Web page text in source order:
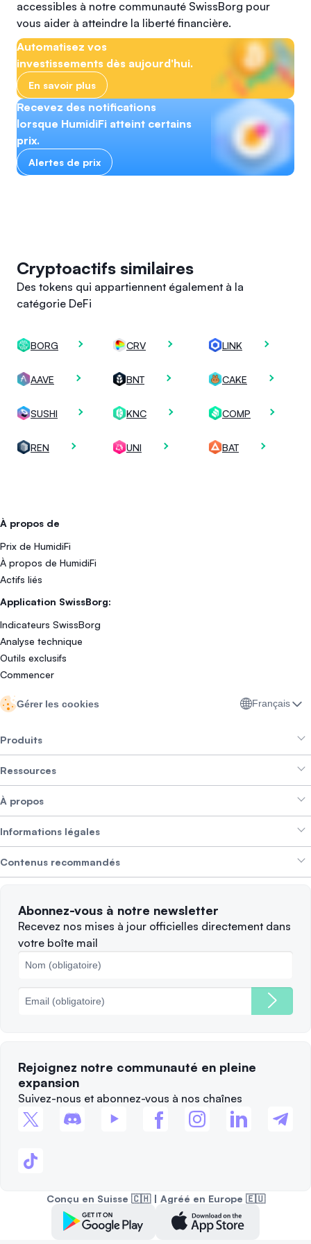
À propos de
Prix de HumidiFi
À propos de HumidiFi
Actifs liés
Application SwissBorg:
Indicateurs SwissBorg
Analyse technique
Outils exclusifs
Commencer
accessibles à notre communauté SwissBorg pour
vous aider à atteindre la liberté financière.
Automatisez vos
investissements dès aujourd'hui.
En savoir plus
Recevez des notifications
lorsque HumidiFi atteint certains
prix.
Alertes de prix
Cryptoactifs similaires
Des tokens qui appartiennent également à la
catégorie DeFi
BORG CRV LINK
AAVE BNT CAKE
SUSHI KNC COMP
REN UNI BAT
Gérer les cookies Français
Produits
Smart Exchange
Crypto Bundles
Gagner des revenus
Alpha Deals
Ressources
Aide et support
Brand kit
À propos
À propos de SwissBorg
Offres d’emploi NOUS RECRUTONS
Informations légales
Politique de confidentialité
Plaintes
Politique des cookies
Contenus recommandés
Quand vendre ?
Principales blockchains
Abonnez-vous à notre newsletter
Recevez nos mises à jour officielles directement dans
votre boîte mail
Rejoignez notre communauté en pleine
expansion
Suivez-nous et abonnez-vous à nos chaînes
Conçu en Suisse 🇨🇭 | Agréé en Europe 🇪🇺